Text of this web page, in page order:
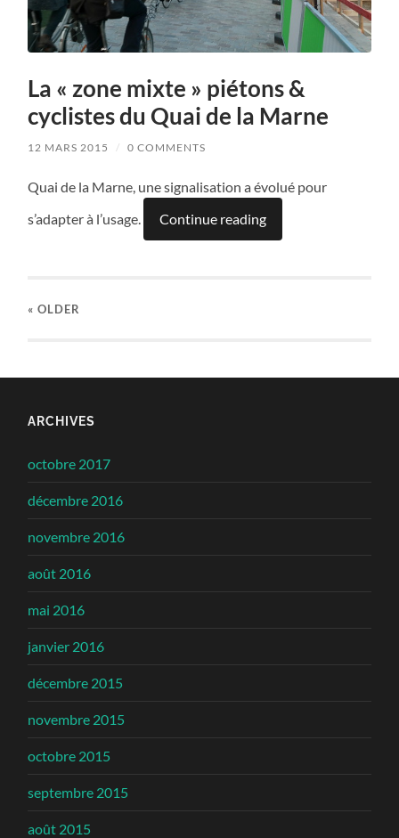
La « zone mixte » piétons &
cyclistes du Quai de la Marne
12 MARS 2015 / 0 COMMENTS
Quai de la Marne, une signalisation a évolué pour
s’adapter à l’usage.
Continue reading
« OLDER
ARCHIVES
octobre 2017
décembre 2016
novembre 2016
août 2016
mai 2016
janvier 2016
décembre 2015
novembre 2015
octobre 2015
septembre 2015
août 2015